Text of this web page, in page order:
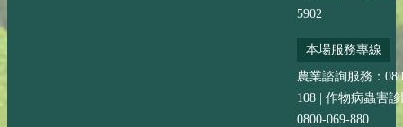
5902
本場服務專線
農業諮詢服務：
108 | 作物病蟲害
0800-069-880